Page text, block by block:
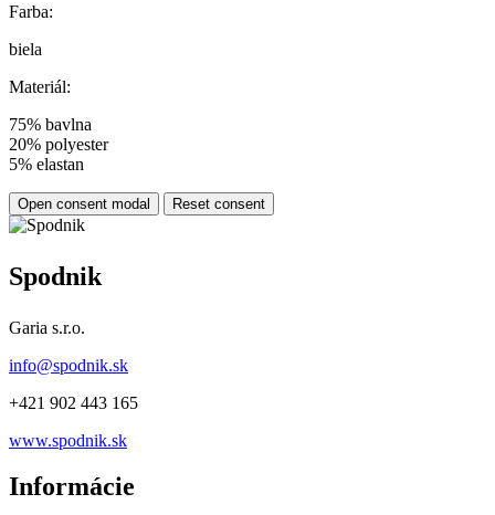
Farba:
biela
Materiál:
75% bavlna
20% polyester
5% elastan
Open consent modal Reset consent
Spodnik
Garia s.r.o.
info@spodnik.sk
+421 902 443 165
www.spodnik.sk
Informácie